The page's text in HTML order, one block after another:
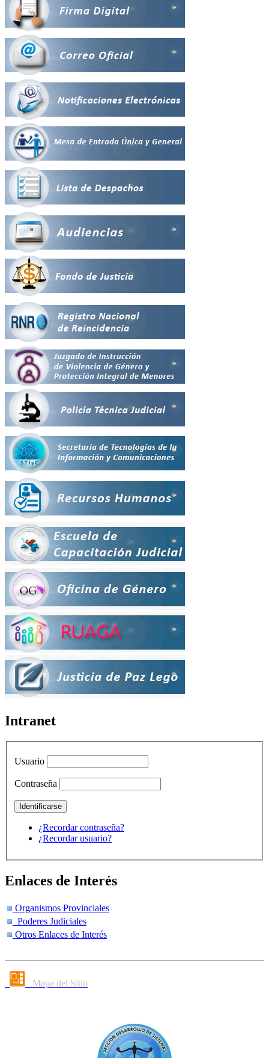
Intranet
Usuario
Contraseña
¿Recordar contraseña?
¿Recordar usuario?
Enlaces de Interés
Organismos Provinciales
Poderes Judiciales
Otros Enlaces de Interés
Mapa del Sitio